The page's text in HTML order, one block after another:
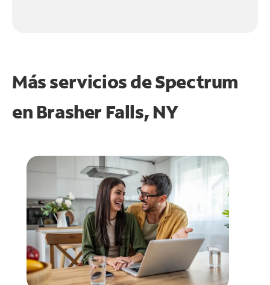
Más servicios de Spectrum
en Brasher Falls, NY